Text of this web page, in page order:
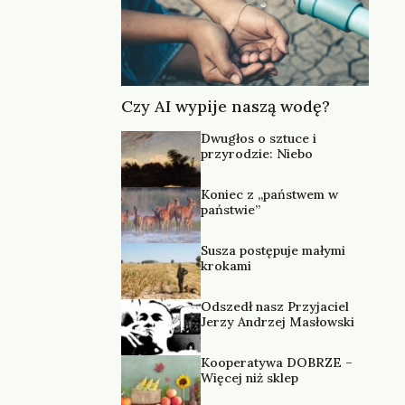
Czy AI wypije naszą wodę?
Dwugłos o sztuce i
przyrodzie: Niebo
Koniec z „państwem w
państwie”
Susza postępuje małymi
krokami
Odszedł nasz Przyjaciel
Jerzy Andrzej Masłowski
Kooperatywa DOBRZE –
Więcej niż sklep